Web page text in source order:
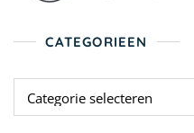
CATEGORIEEN